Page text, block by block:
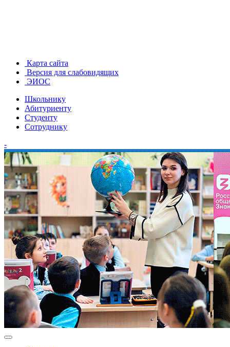
Карта сайта
Версия для слабовидящих
ЭИОС
Школьнику
Абитуриенту
Студенту
Сотруднику
-